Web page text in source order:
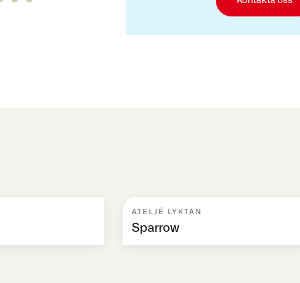
ATELJÉ LYKTAN
Sparrow